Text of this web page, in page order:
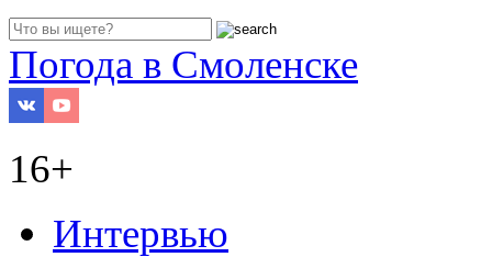
Погода в Смоленске
16+
Интервью